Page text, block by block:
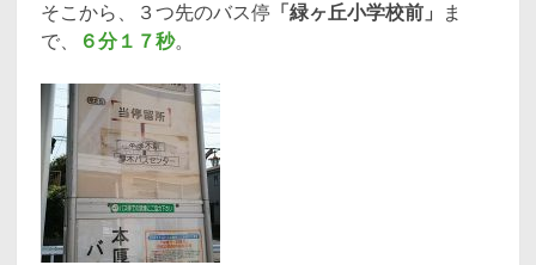
そこから、３つ先のバス停 「緑ヶ丘小学校前」
ま
で、
６分１７秒。